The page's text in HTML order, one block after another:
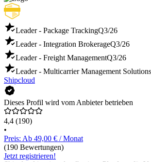
Leader - Package TrackingQ3/26
Leader - Integration BrokerageQ3/26
Leader - Freight ManagementQ3/26
Leader - Multicarrier Management Solutions
Shipcloud
Dieses Profil wird vom Anbieter betrieben
4,4 (190)
•
Preis: Ab 49,00 € / Monat
(190 Bewertungen)
Jetzt registrieren!